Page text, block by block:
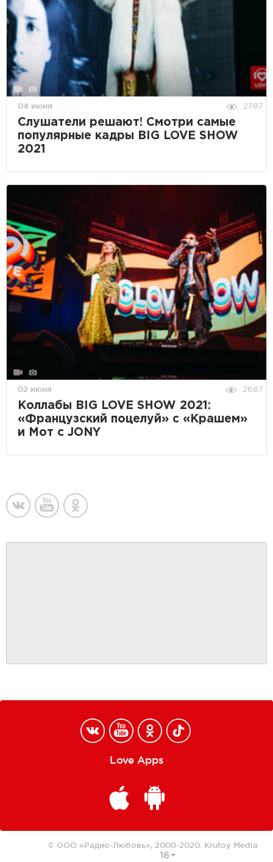
04 июня 2787
Слушатели решают! Смотри самые
популярные кадры BIG LOVE SHOW
2021
02 июня 2687
Коллабы BIG LOVE SHOW 2021:
«Французский поцелуй» с «Крашем»
и Мот с JONY
Love Apps
© ООО «Радио-Любовь», 2000-2020. Krutoy Media
16+